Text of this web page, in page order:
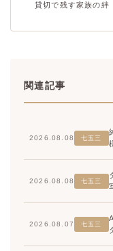
貸切で残す家族の絆
関連記事
2026.08.08 七五三
2026.08.08 七五三
2026.08.07 七五三